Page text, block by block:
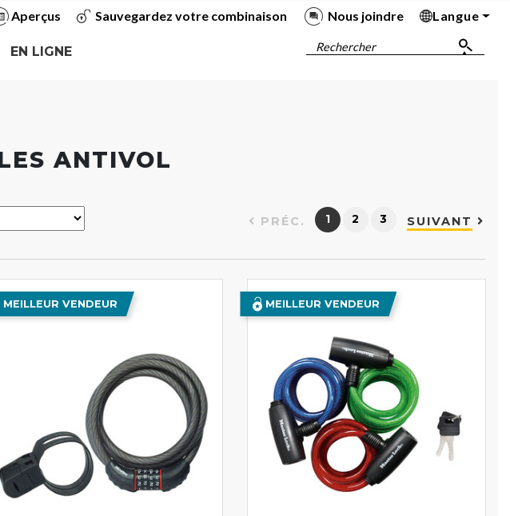
Aperçus Sauvegardez votre combinaison Nous joindre
Langue
Rechercher
EN LIGNE
ANTIVOL
PRÉC. 1 2 3 SUIVANT
MEILLEUR VENDEUR MEILLEUR VENDEUR